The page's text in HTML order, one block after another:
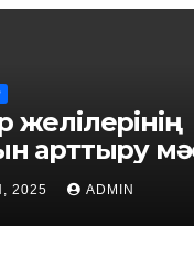
желілерінің
арттыру
2025 ADMIN